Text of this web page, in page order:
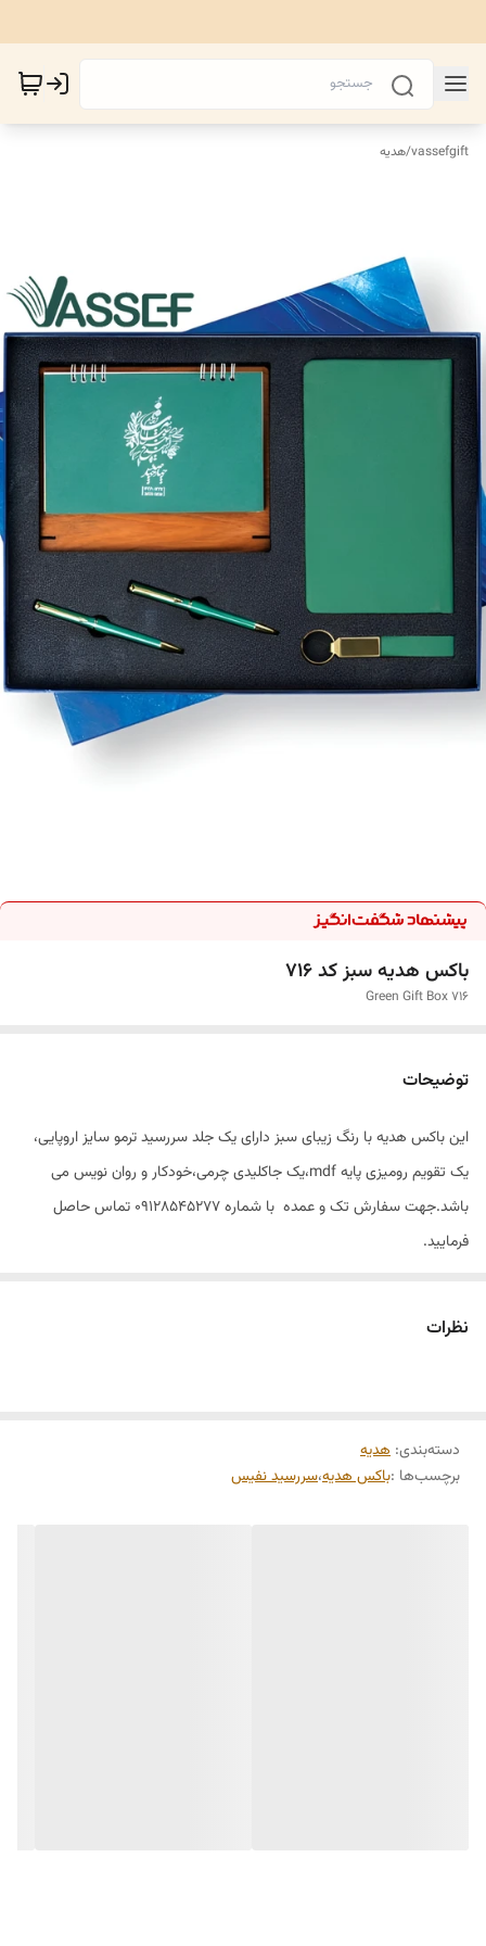
vassefgift
/هدیه
باکس هدیه سبز کد ۷۱۶
Green Gift Box 716
توضیحات
این باکس هدیه با رنگ زیبای سبز دارای یک جلد سررسید ترمو سایز اروپایی،
یک تقویم رومیزی پایه mdf،یک جاکلیدی چرمی،خودکار و روان نویس می
باشد.جهت سفارش تک و عمده با شماره ۰۹۱۲۸۵۴۵۲۷۷ تماس حاصل
فرمایید.
نظرات
دسته‌بندی: هدیه
برچسب‌ها :باکس هدیه،سررسید نفیس